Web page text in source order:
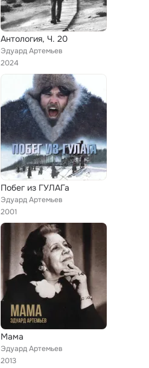
Антология, Ч. 20
Эдуард Артемьев
2024
Побег из ГУЛАГа
Эдуард Артемьев
2001
Мама
Эдуард Артемьев
2013